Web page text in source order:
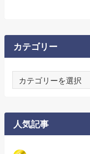
カテゴリー
テ
リ
ー
人気記事